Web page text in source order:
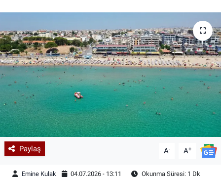
Paylaş A- A+
Emine Kulak 04.07.2026 - 13:11 Okunma Süresi: 1 Dk